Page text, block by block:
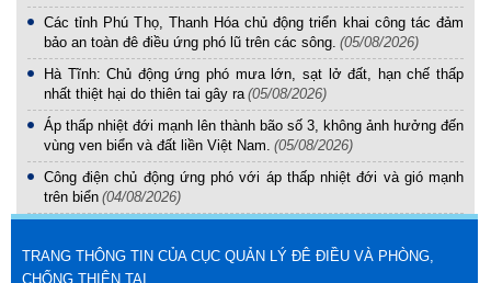
Các tỉnh Phú Thọ, Thanh Hóa chủ động triển khai công tác đảm
bảo an toàn đê điều ứng phó lũ trên các sông. (05/08/2026)
Hà Tĩnh: Chủ động ứng phó mưa lớn, sạt lở đất, hạn chế thấp
nhất thiệt hại do thiên tai gây ra (05/08/2026)
Áp thấp nhiệt đới mạnh lên thành bão số 3, không ảnh hưởng đến
vùng ven biển và đất liền Việt Nam. (05/08/2026)
Công điện chủ động ứng phó với áp thấp nhiệt đới và gió mạnh
trên biển (04/08/2026)
TRANG THÔNG TIN CỦA CỤC QUẢN LÝ ĐÊ ĐIỀU VÀ PHÒNG,
CHỐNG THIÊN TAI